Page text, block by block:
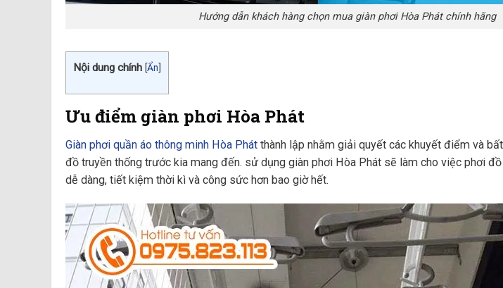
Hướng dẫn khách hàng chọn mua giàn phơi Hòa Phát chính hãng
Nội dung chính [Ẩn
Ưu điểm giàn phơi Hòa Phát
Giàn phơi quần áo thông minh Hòa Phát thành lập nhằm giải quyết các khuyết điểm và
đồ truyền thống trước kia mang đến. sử dụng giàn phơi Hòa Phát sẽ làm cho việc phơi
dễ dàng, tiết kiệm thời kì và công sức hơn bao giờ hết.